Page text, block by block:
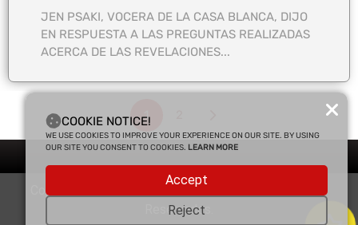
JEN PSAKI, VOCERA DE LA CASA BLANCA, DIJO
EN RESPUESTA A LAS PREGUNTAS REALIZADAS
ACERCA DE LAS REVELACIONES...
1
Copyright © 2025 Enfasis Comunicaciones. Derechos
Reservados.
COOKIE NOTICE!
WE USE COOKIES TO IMPROVE YOUR EXPERIENCE ON OUR SITE. BY USING
OUR SITE YOU CONSENT TO COOKIES. LEARN MORE
Accept
Reject